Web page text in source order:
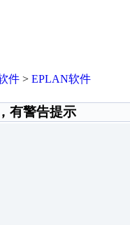
件 > EPLAN软件
有警告提示